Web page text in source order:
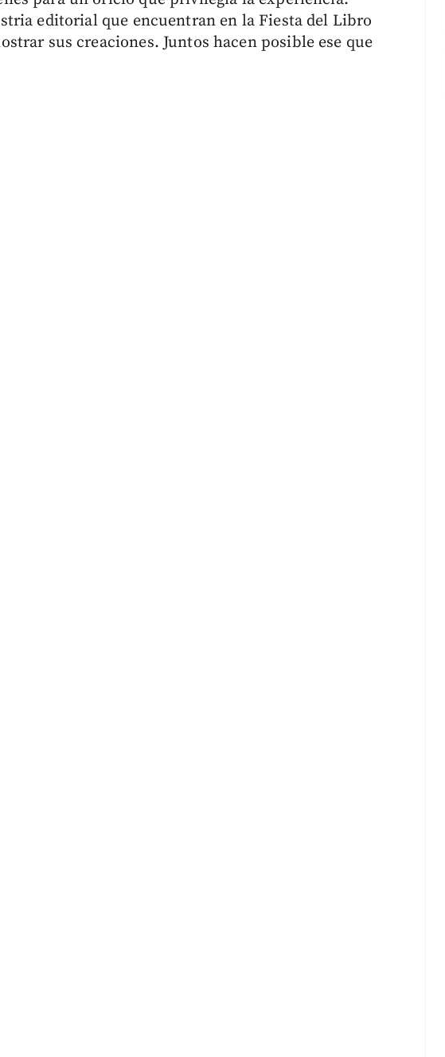
editorial que encuentran en la Fiesta del Libro
sus creaciones. Juntos hacen posible ese que